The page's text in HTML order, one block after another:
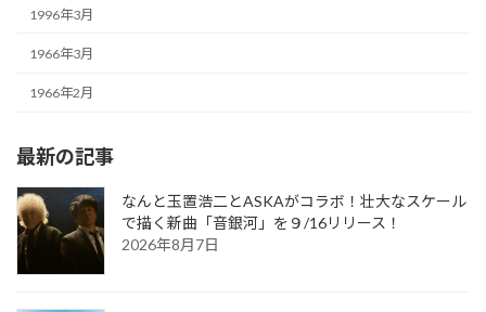
1996年3月
1966年3月
1966年2月
最新の記事
なんと玉置浩二とASKAがコラボ！壮大なスケール
で描く新曲「音銀河」を９/16リリース！
2026年8月7日